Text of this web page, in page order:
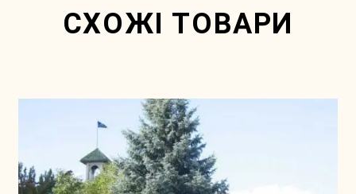
СХОЖІ ТОВАРИ